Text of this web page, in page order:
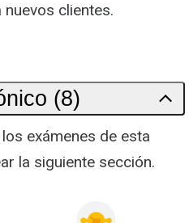
clientes.
(8)
exámenes de esta
la siguiente sección.